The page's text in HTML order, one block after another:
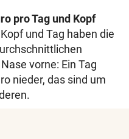
pro Tag und Kopf
und Tag haben die
vorne: Ein Tag
nieder, das sind um